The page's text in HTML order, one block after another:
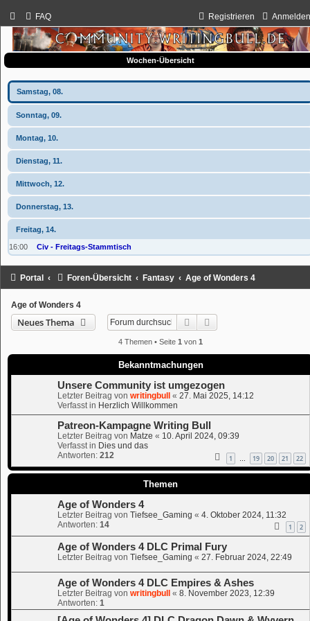
FAQ Registrieren
Wochen-Übersicht
Samstag, 08.
Sonntag, 09.
Montag, 10.
Dienstag, 11.
Mittwoch, 12.
Donnerstag, 13.
Freitag, 14.
16:00 Civ - Freitags-Stammtisch
Portal Foren-Übersicht Fantasy Age of Wonders 4
Age of Wonders 4
Neues Thema Suche
4 Themen • Seite1 von1
Bekanntmachungen
Unsere Community ist umgezogen
Letzter Beitrag von writingbull « 27. Mai 2025, 14:12
Verfasst in Herzlich Willkommen
Patreon-Kampagne Writing Bull
Letzter Beitrag von Matze « 10. April 2024, 09:39
Verfasst in Dies und das
Antworten: 212 1 19 20 21 22
Themen
Age of Wonders 4
Letzter Beitrag von Tiefsee_Gaming « 4. Oktober 2024, 11:32
Antworten: 14 1 2
Age of Wonders 4 DLC Primal Fury
Letzter Beitrag von Tiefsee_Gaming « 27. Februar 2024, 22:49
Age of Wonders 4 DLC Empires & Ashes
Letzter Beitrag von writingbull « 8. November 2023, 12:39
Antworten: 1